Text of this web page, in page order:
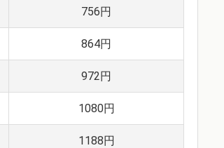
756円
864円
972円
1080円
1188円